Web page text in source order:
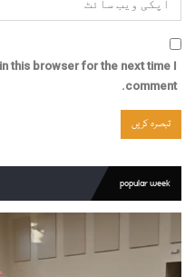
this browser for the next time I
comment.
popular week